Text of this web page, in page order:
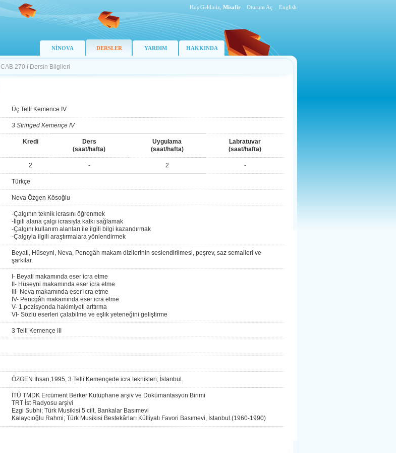
Hoş Geldiniz, Misafir Oturum Aç English
NİNOVA DERSLER YARDIM HAKKINDA
CAB 270 / Dersin Bilgileri
Üç Telli Kemence IV
3 Stringed Kemençe IV
Kredi
Ders
(saat/hafta)
Uygulama
(saat/hafta)
Labratuvar
(saat/hafta)
2 - 2 -
Türkçe
Neva Özgen Kösoğlu
-Çalgının teknik icrasını öğrenmek
-İlgili alana çalgı icrasıyla katkı sağlamak
-Çalgını kullanım alanları ile ilgili bilgi kazandırmak
-Çalgıyla ilgili araştırmalara yönlendirmek
Beyati, Hüseyni, Neva, Pencgâh makam dizilerinin seslendirilmesi, peşrev, saz semaileri ve
şarkılar.
I- Beyati makamında eser icra etme
II- Hüseyni makamında eser icra etme
III- Neva makamında eser icra etme
IV- Pencgâh makamında eser icra etme
V- 1.pozisyonda hakimiyeti arttırma
VI- Sözlü eserleri çalabilme ve eşlik yeteneğini geliştirme
3 Telli Kemençe III
ÖZGEN İhsan,1995, 3 Telli Kemençede icra teknikleri, İstanbul.
İTÜ TMDK Ercüment Berker Kütüphane arşiv ve Dökümantasyon Birimi
TRT İst Radyosu arşivi
Ezgi Subhi; Türk Musikisi 5 cilt, Bankalar Basımevi
Kalaycıoğlu Rahmi; Türk Musikisi Bestekârları Külliyatı Favori Basımevi, İstanbul.(1960-1990)